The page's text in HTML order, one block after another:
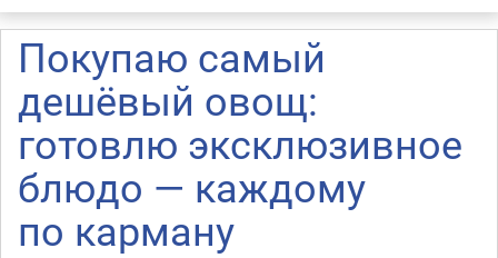
Покупаю самый
дешёвый овощ:
готовлю эксклюзивное
блюдо — каждому
по карману